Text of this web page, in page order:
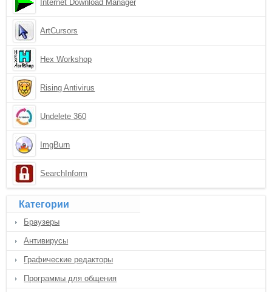
Internet Download Manager
ArtCursors
Hex Workshop
Rising Antivirus
Undelete 360
ImgBurn
SearchInform
Категории
Браузеры
Антивирусы
Графические редакторы
Программы для общения